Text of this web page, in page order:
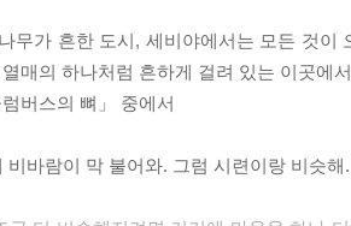
무가 흔한 도시, 세비야에서는 모든 것
매의 하나처럼 흔하게 걸려 있는 이곳에
버스의 뼈」 중에서
비바람이 막 불어와. 그럼 시련이랑 비슷